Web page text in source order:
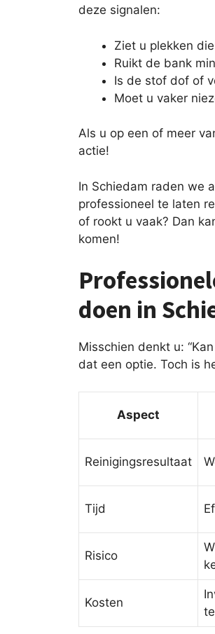
deze signalen:
Ziet u plekken
Ruikt de bank
Is de stof dof of
Moet u vaker
Als u op een of meer
actie!
In Schiedam raden we
professioneel te laten
of rookt u vaak? Dan
komen!
doen in
Misschien denkt u:
dat een optie. Toch is
Aspect
Reinigingsresultaat
Tijd
Risico
Kosten